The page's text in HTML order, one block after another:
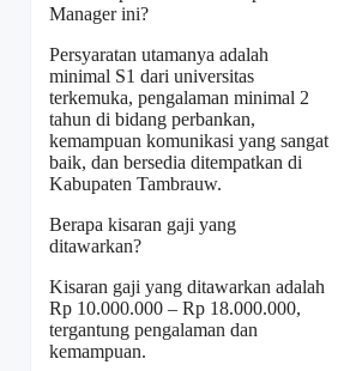
Manager ini?
Persyaratan utamanya adalah
minimal S1 dari universitas
terkemuka, pengalaman minimal 2
tahun di bidang perbankan,
kemampuan komunikasi yang sangat
baik, dan bersedia ditempatkan di
Kabupaten Tambrauw.
Berapa kisaran gaji yang
ditawarkan?
Kisaran gaji yang ditawarkan adalah
Rp 10.000.000 – Rp 18.000.000,
tergantung pengalaman dan
kemampuan.